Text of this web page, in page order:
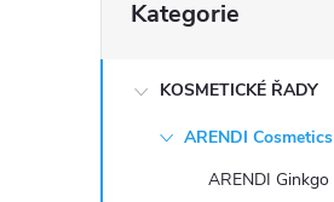
o
kategorie
Kategorie
KOSMETICKÉ ŘADY
ARENDI Cosmetics
ARENDI Ginkgo